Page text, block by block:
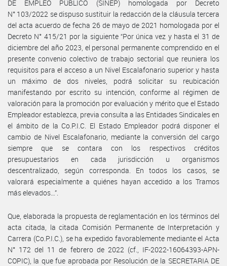
DE EMPLEO PÚBLICO (SINEP) homologada por Decreto
N° 103/2022 se dispuso sustituir la redacción de la cláusula tercera
del acta acuerdo de fecha 26 de mayo de 2021 homologada por el
Decreto N° 415/21 por la siguiente “Por única vez y hasta el 31 de
diciembre del año 2023, el personal permanente comprendido en el
presente convenio colectivo de trabajo sectorial que reuniera los
requisitos para el acceso a un Nivel Escalafonario superior y hasta
un máximo de dos niveles, podrá solicitar su reubicación
manifestando por escrito su intención, conforme al régimen de
valoración para la promoción por evaluación y mérito que el Estado
Empleador establezca, previa consulta a las Entidades Sindicales en
el ámbito de la Co.P.I.C. El Estado Empleador podrá disponer el
cambio de Nivel Escalafonario, mediante la conversión del cargo
siempre que se contara con los respectivos créditos
presupuestarios en cada jurisdicción u organismos
descentralizado, según corresponda. En todos los casos, se
valorará especialmente a quiénes hayan accedido a los Tramos
más elevados…”.
Que, elaborada la propuesta de reglamentación en los términos del
acta citada, la citada Comisión Permanente de Interpretación y
Carrera (Co.P.I.C.), se ha expedido favorablemente mediante el Acta
N° 172 del 11 de febrero de 2022 (cf., IF-2022-16064393-APN-
COPIC), la que fue aprobada por Resolución de la SECRETARIA DE